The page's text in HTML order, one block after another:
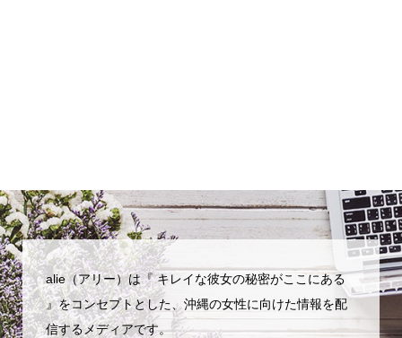
alie（アリー）は『 キレイな彼女の秘密がここにある
』をコンセプトとした、沖縄の女性に向けた情報を配
信するメディアです。